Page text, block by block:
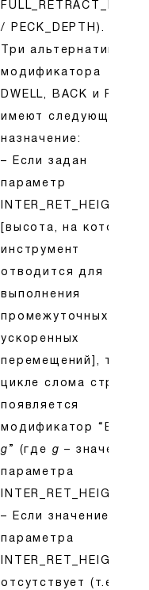
/ PECK_DEPTH).
Три альтернативных
модификатора
DWELL, BACK и REV
имеют следующее
назначение:
– Если задан
параметр
INTER_RET_HEIGHT
[высота, на которую
инструмент
отводится для
выполнения
промежуточных
ускоренных
перемещений], то в
цикле слома стружки
появляется
модификатор “BACK,
g ” (где g – значение
параметра
INTER_RET_HEIGHT).
– Если значение
параметра
INTER_RET_HEIGHT
отсутствует (т.е.